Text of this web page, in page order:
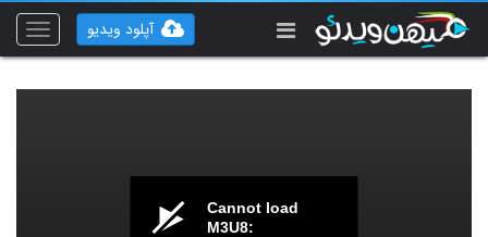
Toggle
آپلود ویدیو
Cannot load
M3U8: